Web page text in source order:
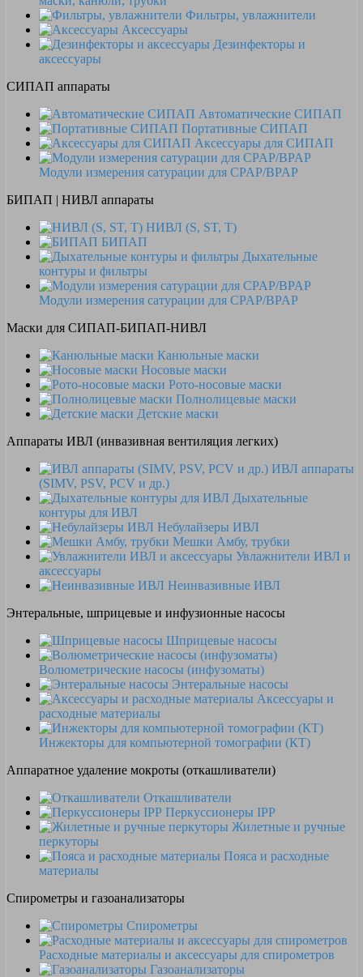
Фильтры, увлажнители
Аксессуары
Дезинфекторы и
аксессуары
СИПАП аппараты
Автоматические СИПАП
Портативные СИПАП
Аксессуары для СИПАП
Модули измерения сатурации для CPAP/BPAP
БИПАП | НИВЛ аппараты
НИВЛ (S, ST, T)
БИПАП
Дыхательные
контуры и фильтры
Модули измерения сатурации для CPAP/BPAP
Маски для СИПАП-БИПАП-НИВЛ
Канюльные маски
Носовые маски
Рото-носовые маски
Полнолицевые маски
Детские маски
Аппараты ИВЛ (инвазивная вентиляция легких)
ИВЛ аппараты
(SIMV, PSV, PCV и др.)
Дыхательные
контуры для ИВЛ
Небулайзеры ИВЛ
Мешки Амбу, трубки
Увлажнители ИВЛ и
аксессуары
Неинвазивные ИВЛ
Энтеральные, шприцевые и инфузионные насосы
Шприцевые насосы
Волюметрические насосы (инфузоматы)
Энтеральные насосы
Аксессуары и
расходные материалы
Инжекторы для компьютерной томографии (КТ)
Аппаратное удаление мокроты (откашливатели)
Откашливатели
Перкуссионеры IPP
Жилетные и ручные
перкуторы
Пояса и расходные
материалы
Спирометры и газоанализаторы
Спирометры
Расходные материалы и аксессуары для спирометров
Газоанализаторы